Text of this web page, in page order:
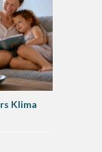
Klima